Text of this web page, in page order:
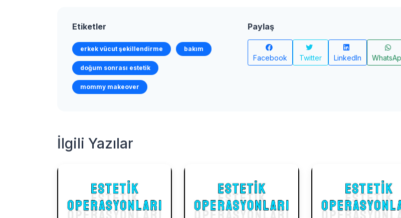
Etiketler
erkek vücut şekillendirme bakım
doğum sonrası estetik
mommy makeover
Paylaş
Facebook Twitter LinkedIn
İlgili Yazılar